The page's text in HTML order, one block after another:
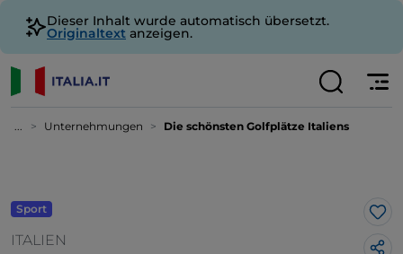
Dieser Inhalt wurde automatisch übersetzt.
Originaltext anzeigen.
... Unternehmungen Die schönsten Golfplätze Italiens
Sport
ITALIEN